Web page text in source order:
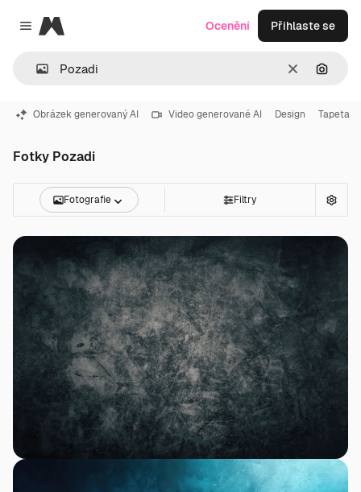
Close menu
Magnific
ZrušitHledat
Ocenění Přihlaste se
Obrázek generovaný AI Video generované AI Design Tapeta
Fotky Pozadi
Fotografie Filtry